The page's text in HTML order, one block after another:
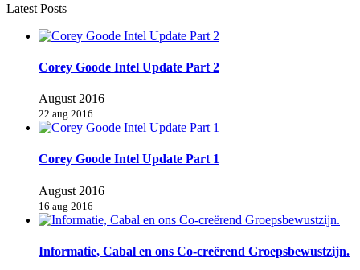
Latest Posts
Corey Goode Intel Update Part 2
August 2016
22 aug 2016
Corey Goode Intel Update Part 1
August 2016
16 aug 2016
Informatie, Cabal en ons Co-creërend Groepsbewustzijn.